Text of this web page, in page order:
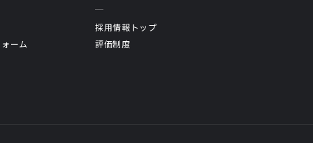
ーム
採用情報トップ
評価制度